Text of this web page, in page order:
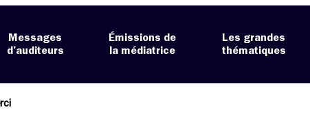
Messages
d’auditeurs
Émissions de
la médiatrice
Les grandes
thématiques